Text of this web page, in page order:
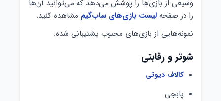
وسیعی از بازی‌ها را پوشش می‌دهد که می‌توانید آن‌ها
را در صفحه لیست بازی‌های ساب‌گیم مشاهده کنید.
نمونه‌هایی از بازی‌های محبوب پشتیبانی شده:
شوتر و رقابتی
کالاف دیوتی
پابجی